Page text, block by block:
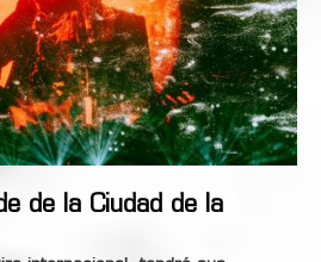
de la Ciudad de la